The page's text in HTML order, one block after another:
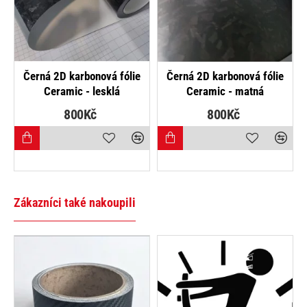
NEJPRODÁVANĚJŠÍ
Černá 5D karbonová fólie
(vzor 1)
525Kč
Černá 5D karbonová
(vzor 2)
525Kč
Zákazníci také nakoupili